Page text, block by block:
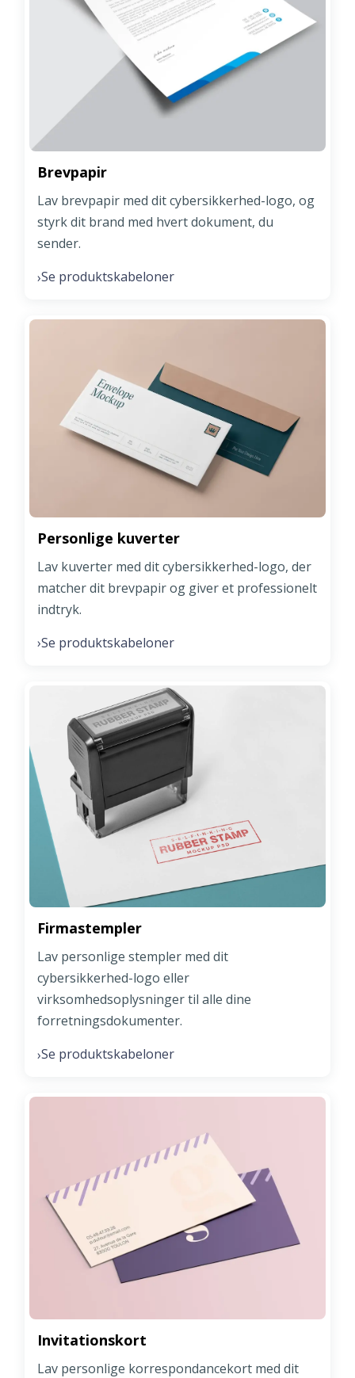
Brevpapir
Lav brevpapir med dit cybersikkerhed-logo, og
styrk dit brand med hvert dokument, du
sender.
›Se produktskabeloner
Personlige kuverter
Lav kuverter med dit cybersikkerhed-logo, der
matcher dit brevpapir og giver et professionelt
indtryk.
›Se produktskabeloner
Firmastempler
Lav personlige stempler med dit
cybersikkerhed-logo eller
virksomhedsoplysninger til alle dine
forretningsdokumenter.
›Se produktskabeloner
Invitationskort
Lav personlige korrespondancekort med dit